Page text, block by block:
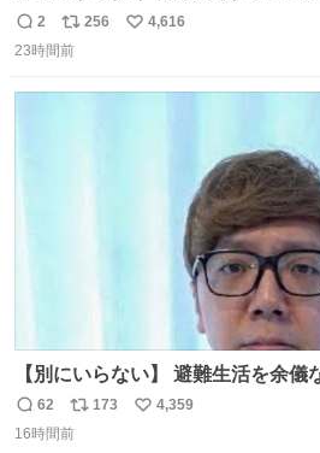
られてきたけど明らかに猫が邪魔
返
信
2
リ
ポ
256
い
4,616
23時間前
【別にいらない】 避難生活を余儀なくされている子どもた
ちのためにヒカキンボックス1000
ました
返
信
62
リ
ポ
173
い
4,359
16時間前